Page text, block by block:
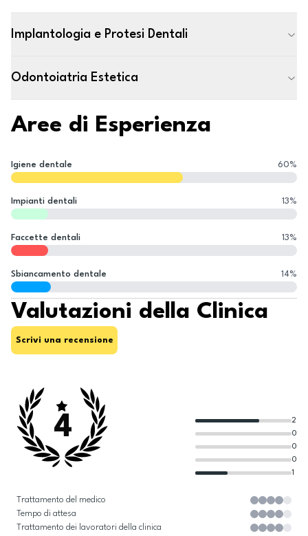
Implantologia e Protesi Dentali
Odontoiatria Estetica
Aree di Esperienza
Igiene dentale 60%
Impianti dentali 13%
Faccette dentali 13%
Sbiancamento dentale 14%
Valutazioni della Clinica
Scrivi una recensione
4
1
0
0
0
2
Trattamento del medico
Tempo di attesa
Trattamento dei lavoratori della clinica